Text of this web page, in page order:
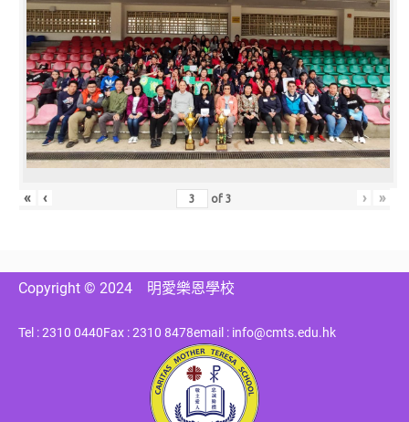
« ‹ of3 › »
Copyright © 2024 明愛樂恩學校
Tel : 2310 0440Fax : 2310 8478email : info@cmts.edu.hk